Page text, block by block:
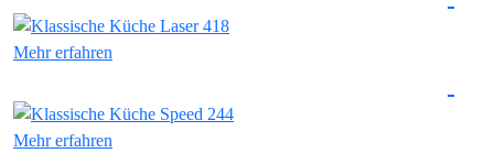
Mehr erfahren
Mehr erfahren